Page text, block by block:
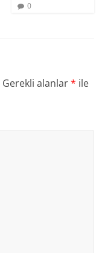
0
Gerekli alanlar* ile